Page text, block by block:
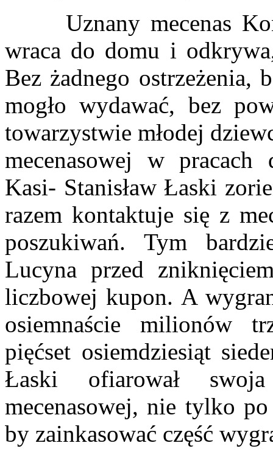
Uznany mecenas
wraca do domu i
Bez żadnego ostrzeżenia,
mogło wydawać, bez
towarzystwie młodej
mecenasowej w
Kasi- Stanisław Łaski
razem kontaktuje się z
poszukiwań. Tym
Lucyna przed
liczbowej kupon. A
osiemnaście milionów
pięćset osiemdziesiąt
Łaski ofiarował
mecenasowej, nie tylko
by zainkasować część